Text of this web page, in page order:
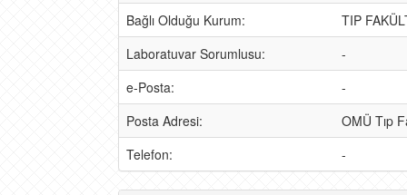
Bağlı Olduğu Kurum:
TIP
Laboratuvar Sorumlusu:
-
e-Posta:
-
Posta Adresi:
OMÜ Tıp
Telefon:
-